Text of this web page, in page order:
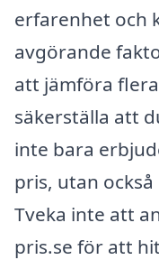
erfarenhet och
avgörande
att jämföra
säkerställa att
inte bara
pris, utan
Tveka inte att
pris.se för att